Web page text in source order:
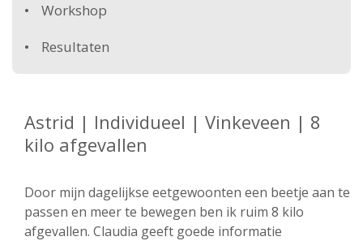
Workshop
Resultaten
Astrid | Individueel | Vinkeveen | 8
kilo afgevallen
Door mijn dagelijkse eetgewoonten een beetje aan te
passen en meer te bewegen ben ik ruim 8 kilo
afgevallen. Claudia geeft goede informatie